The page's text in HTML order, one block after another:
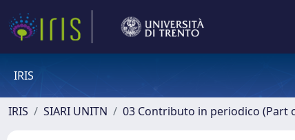
IRIS
IRIS SIARI UNITN 03 Contributo in periodico (Part